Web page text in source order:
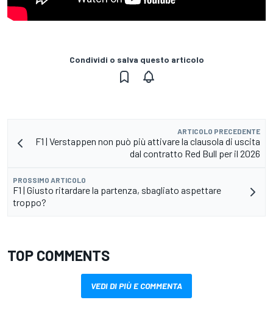
Condividi o salva questo articolo
ARTICOLO PRECEDENTE
F1 | Verstappen non può più attivare la clausola di uscita
dal contratto Red Bull per il 2026
PROSSIMO ARTICOLO
F1 | Giusto ritardare la partenza, sbagliato aspettare
troppo?
TOP COMMENTS
VEDI DI PIÙ E COMMENTA